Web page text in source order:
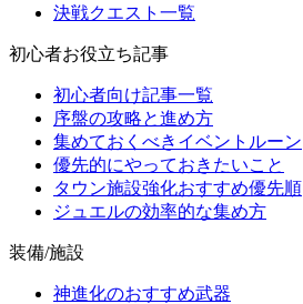
決戦クエスト一覧
初心者お役立ち記事
初心者向け記事一覧
序盤の攻略と進め方
集めておくべきイベントルーン
優先的にやっておきたいこと
タウン施設強化おすすめ優先順
ジュエルの効率的な集め方
装備/施設
神進化のおすすめ武器